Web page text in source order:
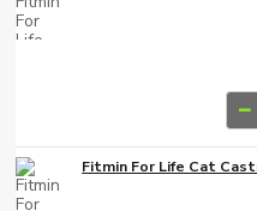
Fitmin For Life Cat